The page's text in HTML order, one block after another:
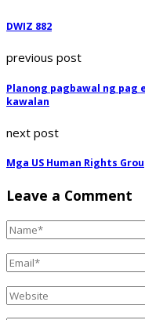
DWIZ 882
previous post
Planong pagbawal ng pag
kawalan
next post
Mga US Human Rights
Leave a Comment